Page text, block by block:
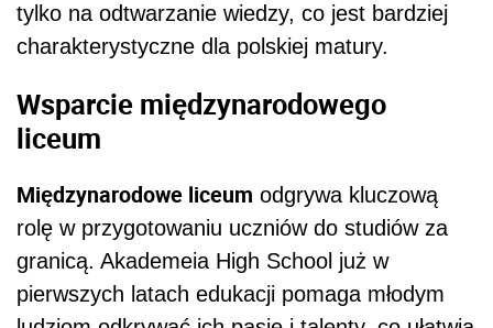
tylko na odtwarzanie wiedzy, co jest bardziej
charakterystyczne dla polskiej matury.
Wsparcie międzynarodowego
liceum
Międzynarodowe liceum odgrywa kluczową
rolę w przygotowaniu uczniów do studiów za
granicą. Akademeia High School już w
pierwszych latach edukacji pomaga młodym